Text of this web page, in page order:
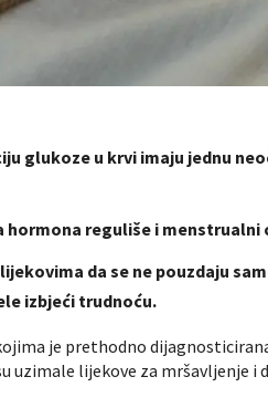
glukoze u krvi imaju jednu
hormona reguliše i
da se ne pouzdaju
izbjeći trudnoću.
je prethodno
uzimale lijekove za mršavljenje i